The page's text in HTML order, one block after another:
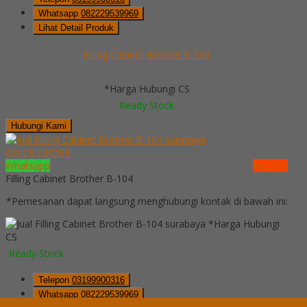
Whatsapp 082229539969
Lihat Detail Produk
Filling Cabinet Brother B-103
*Harga Hubungi CS
Ready Stock
Hubungi Kami
QUICK ORDER
Whatsapp
via SMS
Filling Cabinet Brother B-104
*Pemesanan dapat langsung menghubungi kontak di bawah ini:
*Harga Hubungi
CS
Ready Stock
Telepon 03199900316
Whatsapp 082229539969